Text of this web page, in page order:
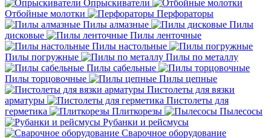
Опрыскиватели
Отбойные молотки
Перфораторы
Пилы алмазные
Пилы
дисковые
Пилы ленточные
Пилы настольные
Пилы погружные
Пилы по металлу
Пилы сабельные
Пилы торцовочные
Пилы цепные
Пистолеты для вязки
арматуры
Пистолеты для
герметика
Плиткорезы
Пылесосы
Рубанки и рейсмусы
Сварочное оборудование